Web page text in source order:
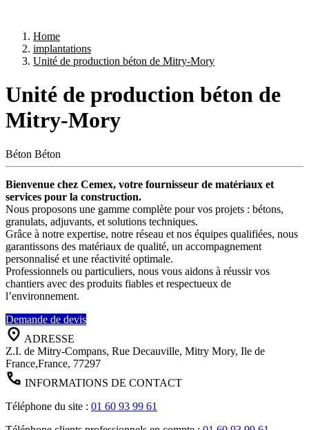
Home
implantations
Unité de production béton de Mitry-Mory
Unité de production béton de
Mitry-Mory
Béton Béton
Bienvenue chez Cemex, votre fournisseur de matériaux et
services pour la construction.
Nous proposons une gamme complète pour vos projets : bétons,
granulats, adjuvants, et solutions techniques.
Grâce à notre expertise, notre réseau et nos équipes qualifiées, nous
garantissons des matériaux de qualité, un accompagnement
personnalisé et une réactivité optimale.
Professionnels ou particuliers, nous vous aidons à réussir vos
chantiers avec des produits fiables et respectueux de
l’environnement.
Demande de devis
ADRESSE
Z.I. de Mitry-Compans, Rue Decauville, Mitry Mory, Ile de
France,France, 77297
INFORMATIONS DE CONTACT
Téléphone du site : 01 60 93 99 61